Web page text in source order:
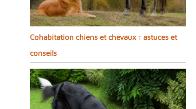
Cohabitation chiens et chevaux : astuces et
conseils